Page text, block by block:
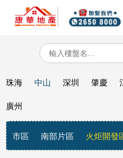
珠海 中山
市區 南部片區 火炬開發
深圳 肇慶
廣州